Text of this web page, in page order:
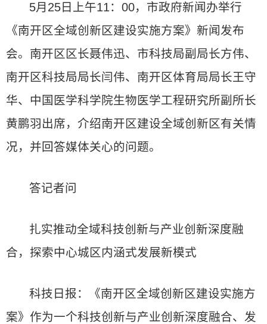
5月25日上午11：00，市政府新闻办举行
《南开区全域创新区建设实施方案》新闻发布
会。南开区区长聂伟迅、市科技局副局长方伟、
南开区科技局局长闫伟、南开区体育局局长王守
华、中国医学科学院生物医学工程研究所副所长
黄鹏羽出席，介绍南开区建设全域创新区有关情
况，并回答媒体关心的问题。
答记者问
扎实推动全域科技创新与产业创新深度融
合，探索中心城区内涵式发展新模式
科技日报：《南开区全域创新区建设实施方
案》作为一个科技创新与产业创新深度融合、发